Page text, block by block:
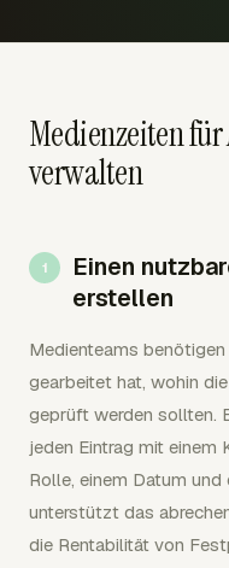
Medienzeiten
verwalten
Einen
erstellen
Medienteams
gearbeitet hat, wohin
geprüft werden sollten.
jeden Eintrag mit einem
Rolle, einem Datum
unterstützt das
die Rentabilität von